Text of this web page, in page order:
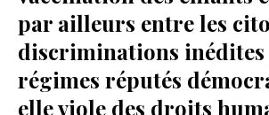
par ailleurs entre les
discriminations inédites
régimes réputés
elle viole des droits